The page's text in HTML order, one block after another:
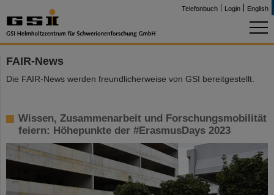
Telefonbuch Login English
FAIR-News
Die FAIR-News werden freundlicherweise von GSI bereitgestellt.
Wissen, Zusammenarbeit und Forschungsmobilität
feiern: Höhepunkte der #ErasmusDays 2023